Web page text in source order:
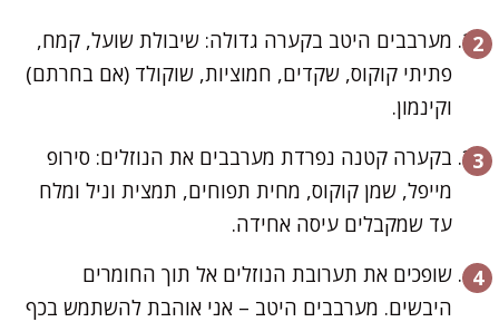
מערבבים היטב בקערה גדולה: שיבולת שועל, קמח,
פתיתי קוקוס, שקדים, חמוציות, שוקולד (אם בחרתם)
וקינמון.
בקערה קטנה נפרדת מערבבים את הנוזלים: סירופ
מייפל, שמן קוקוס, מחית תפוחים, תמצית וניל ומלח
עד שמקבלים עיסה אחידה.
שופכים את תערובת הנוזלים אל תוך החומרים
היבשים. מערבבים היטב – אני אוהבת להשתמש בכף